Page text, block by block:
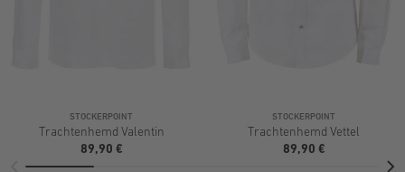
STOCKERPOINT
Trachtenhemd Valentin
89,90 €
STOCKERPOINT
Trachtenhemd Vettel
89,90 €